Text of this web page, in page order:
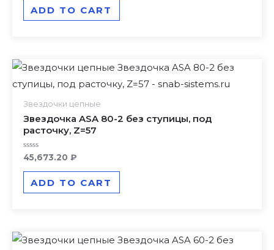
ADD TO CART
Звездочки цепные
Звездочка ASA 80-2 без ступицы, под
расточку, Z=57
Rated
out
45,673.20 ₽
ADD TO CART